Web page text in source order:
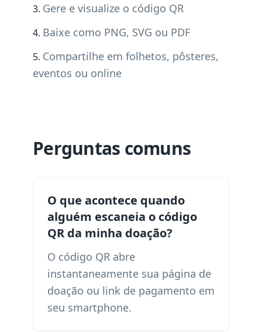
Gere e visualize o código QR
Baixe como PNG, SVG ou PDF
Compartilhe em folhetos, pôsteres,
eventos ou online
Perguntas comuns
O que acontece quando
alguém escaneia o código
QR da minha doação?
O código QR abre
instantaneamente sua página de
doação ou link de pagamento em
seu smartphone.